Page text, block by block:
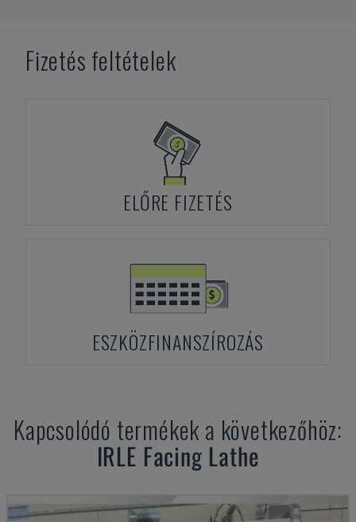
Fizetés feltételek
ELŐRE FIZETÉS
ESZKÖZFINANSZÍROZÁS
Kapcsolódó termékek a következőhöz:
IRLE Facing Lathe